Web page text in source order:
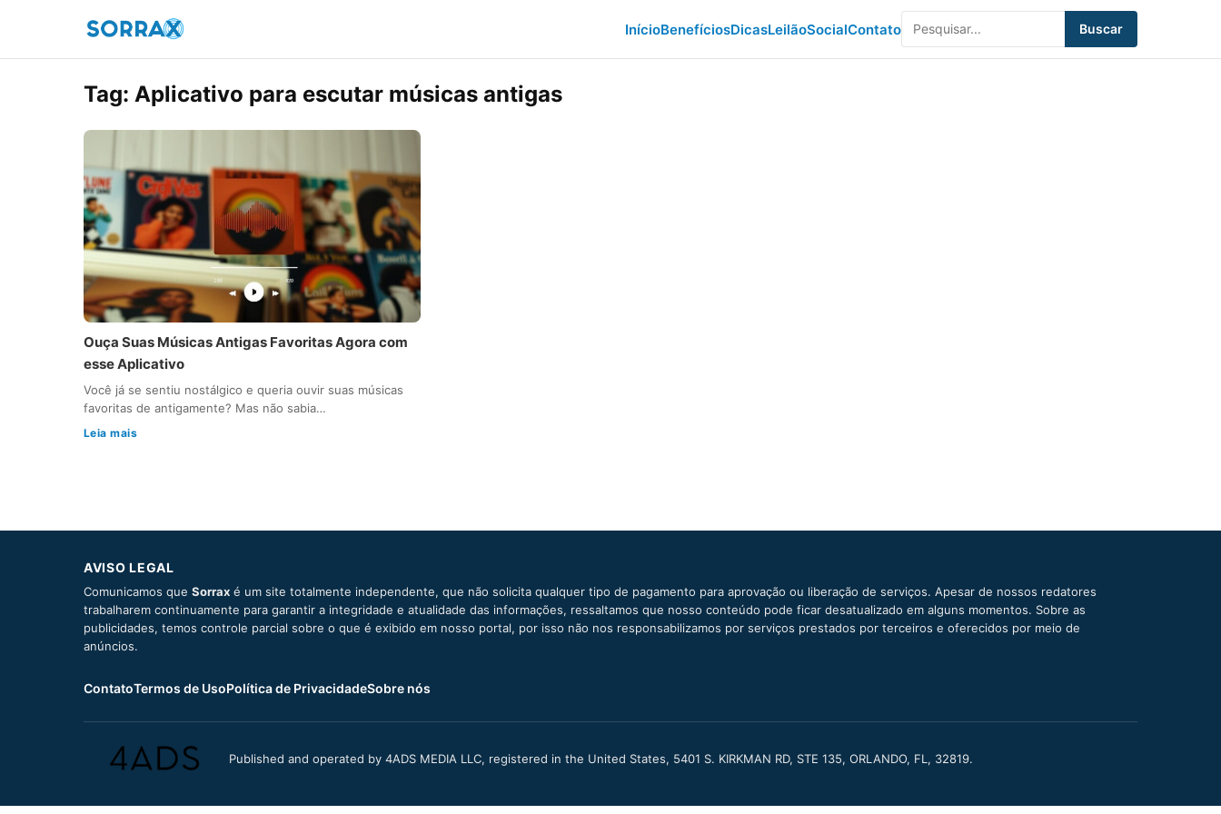
InícioBenefíciosDicasLeilãoSocialContato Buscar
Tag: Aplicativo para escutar músicas antigas
Ouça Suas Músicas Antigas Favoritas Agora com
esse Aplicativo
Você já se sentiu nostálgico e queria ouvir suas músicas
favoritas de antigamente? Mas não sabia…
Leia mais
AVISO LEGAL
Comunicamos que Sorrax é um site totalmente independente, que não solicita qualquer tipo de pagamento para aprovação ou liberação de serviços. Apesar de nossos redatores
trabalharem continuamente para garantir a integridade e atualidade das informações, ressaltamos que nosso conteúdo pode ficar desatualizado em alguns momentos. Sobre as
publicidades, temos controle parcial sobre o que é exibido em nosso portal, por isso não nos responsabilizamos por serviços prestados por terceiros e oferecidos por meio de
anúncios.
ContatoTermos de UsoPolítica de PrivacidadeSobre nós
Published and operated by 4ADS MEDIA LLC, registered in the United States, 5401 S. KIRKMAN RD, STE 135, ORLANDO, FL, 32819.